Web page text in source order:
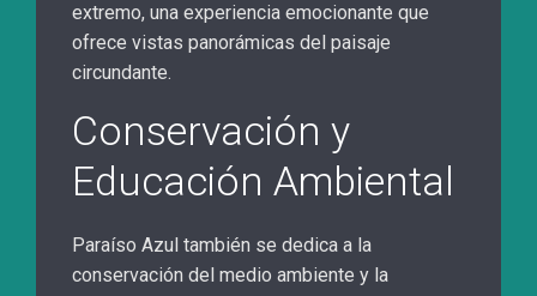
extremo, una experiencia emocionante que
ofrece vistas panorámicas del paisaje
circundante.
Conservación y
Educación Ambiental
Paraíso Azul también se dedica a la
conservación del medio ambiente y la